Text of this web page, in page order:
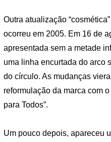
Outra atualização
ocorreu em 2005. Em 16 de
apresentada sem a metade
uma linha encurtada do arco
do círculo. As mudanças
reformulação da marca com
para Todos”.
Um pouco depois, apareceu